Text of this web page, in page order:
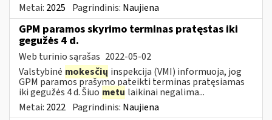
Metai: 2025 Pagrindinis: Naujiena
GPM paramos skyrimo terminas pratęstas iki
gegužės 4 d.
Web turinio sąrašas 2022-05-02
Valstybinė mokesčių inspekcija (VMI) informuoja, jog
GPM paramos prašymo pateikti terminas pratęsiamas
iki gegužės 4 d. Šiuo metu laikinai negalima...
Metai: 2022 Pagrindinis: Naujiena